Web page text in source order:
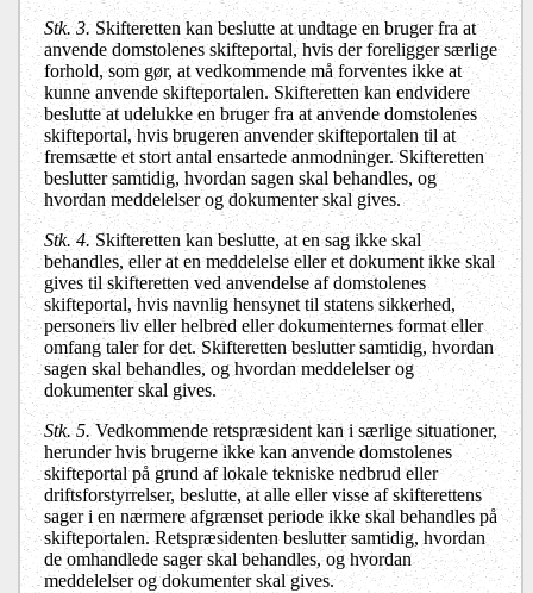
Stk. 3.Skifteretten kan beslutte at undtage en bruger fra at
anvende domstolenes skifteportal, hvis der foreligger særlige
forhold, som gør, at vedkommende må forventes ikke at
kunne anvende skifteportalen. Skifteretten kan endvidere
beslutte at udelukke en bruger fra at anvende domstolenes
skifteportal, hvis brugeren anvender skifteportalen til at
fremsætte et stort antal ensartede anmodninger. Skifteretten
beslutter samtidig, hvordan sagen skal behandles, og
hvordan meddelelser og dokumenter skal gives.
Stk. 4.Skifteretten kan beslutte, at en sag ikke skal
behandles, eller at en meddelelse eller et dokument ikke skal
gives til skifteretten ved anvendelse af domstolenes
skifteportal, hvis navnlig hensynet til statens sikkerhed,
personers liv eller helbred eller dokumenternes format eller
omfang taler for det. Skifteretten beslutter samtidig, hvordan
sagen skal behandles, og hvordan meddelelser og
dokumenter skal gives.
Stk. 5.Vedkommende retspræsident kan i særlige situationer,
herunder hvis brugerne ikke kan anvende domstolenes
skifteportal på grund af lokale tekniske nedbrud eller
driftsforstyrrelser, beslutte, at alle eller visse af skifterettens
sager i en nærmere afgrænset periode ikke skal behandles på
skifteportalen. Retspræsidenten beslutter samtidig, hvordan
de omhandlede sager skal behandles, og hvordan
meddelelser og dokumenter skal gives.